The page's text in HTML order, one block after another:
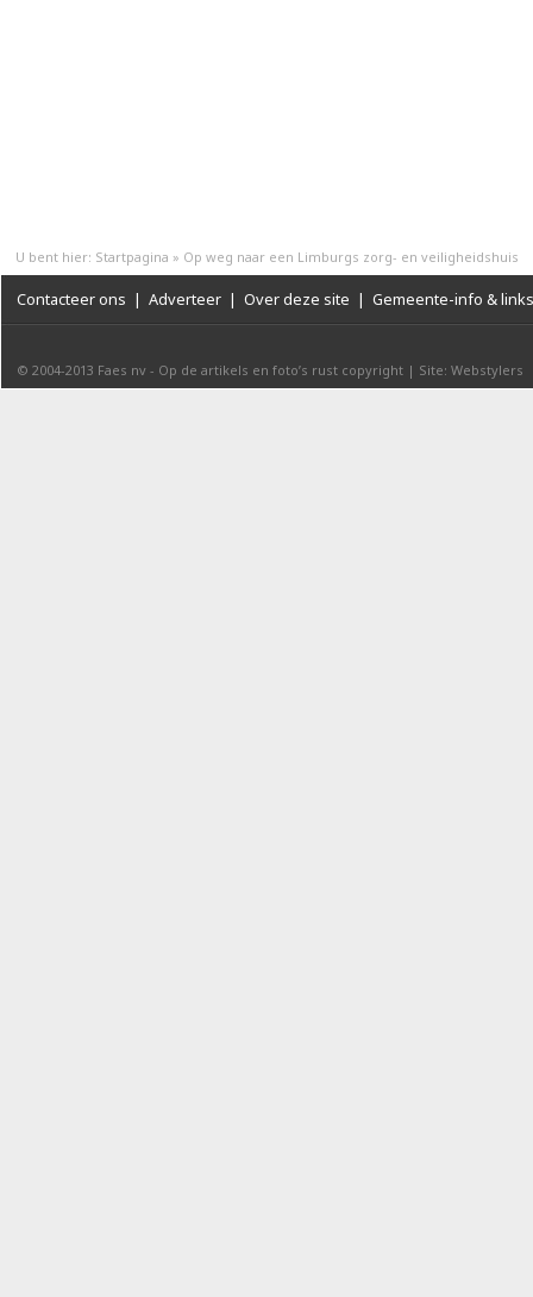
U bent hier: Startpagina » Op weg naar een Limburgs zorg- en veiligheidshuis
Contacteer ons | Adverteer | Over deze site | Gemeente-info & links
© 2004-2013 Faes nv - Op de artikels en foto’s rust copyright | Site: Webstylers